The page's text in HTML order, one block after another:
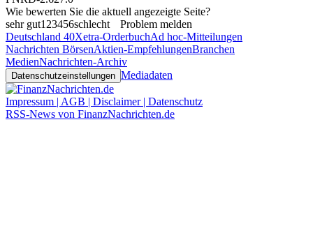
Wie bewerten Sie die aktuell angezeigte Seite?
sehr gut1 23456schlecht
Problem melden
Deutschland 40Xetra-OrderbuchAd hoc-Mitteilungen
Nachrichten BörsenAktien-EmpfehlungenBranchen
MedienNachrichten-Archiv
Datenschutzeinstellungen Mediadaten
Impressum | AGB | Disclaimer | Datenschutz
RSS-News von FinanzNachrichten.de